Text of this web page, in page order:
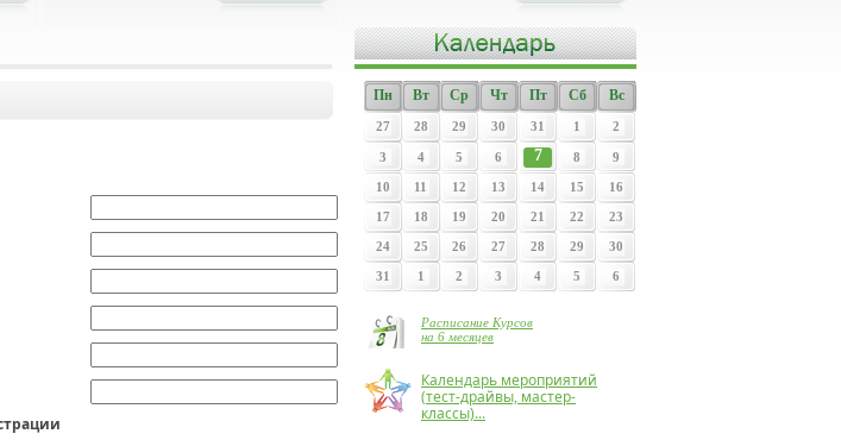
Пн Вт Ср Чт Пт Сб Вс
27 28 29 30 31 1 2
3 4 5 6 7 8 9
10 11 12 13 14 15 16
17 18 19 20 21 22 23
24 25 26 27 28 29 30
31 1 2 3 4 5 6
Расписание Курсов
на 6 месяцев
Календарь мероприятий
(тест-драйвы, мастер-
классы)...